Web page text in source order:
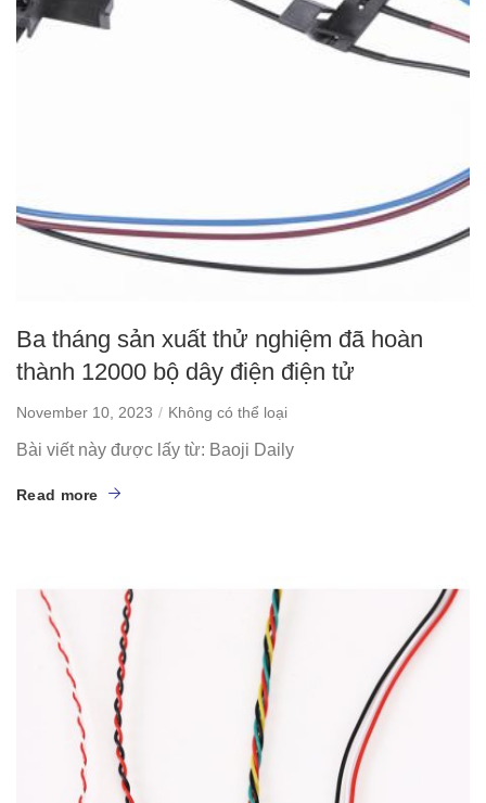
Ba tháng sản xuất thử nghiệm đã hoàn
thành 12000 bộ dây điện điện tử
November 10, 2023 Không có thể loại
Bài viết này được lấy từ: Baoji Daily
Read more